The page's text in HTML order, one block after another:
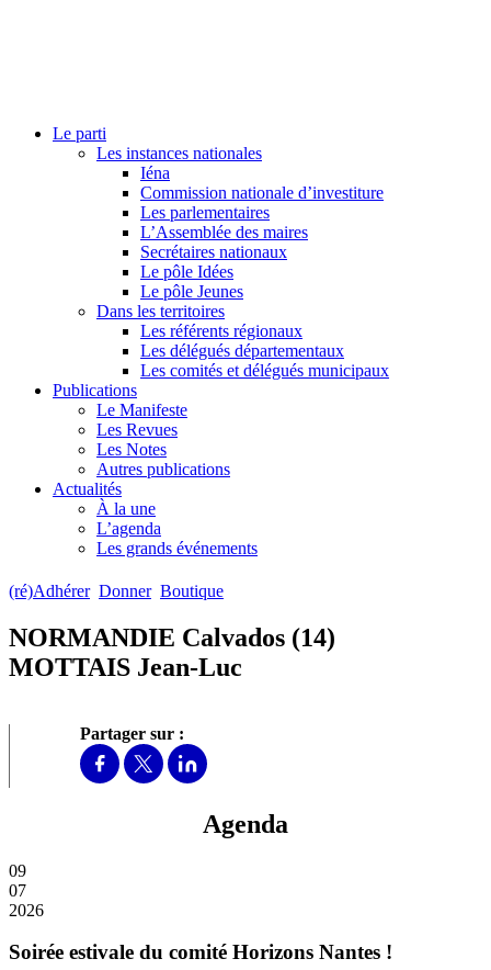
Le parti
Les instances nationales
Iéna
Commission nationale d’investiture
Les parlementaires
L’Assemblée des maires
Secrétaires nationaux
Le pôle Idées
Le pôle Jeunes
Dans les territoires
Les référents régionaux
Les délégués départementaux
Les comités et délégués municipaux
Publications
Le Manifeste
Les Revues
Les Notes
Autres publications
Actualités
À la une
L’agenda
Les grands événements
(ré)Adhérer Donner Boutique
NORMANDIE Calvados (14)
MOTTAIS Jean-Luc
Partager sur :
Agenda
09
07
2026
Soirée estivale du comité Horizons Nantes !